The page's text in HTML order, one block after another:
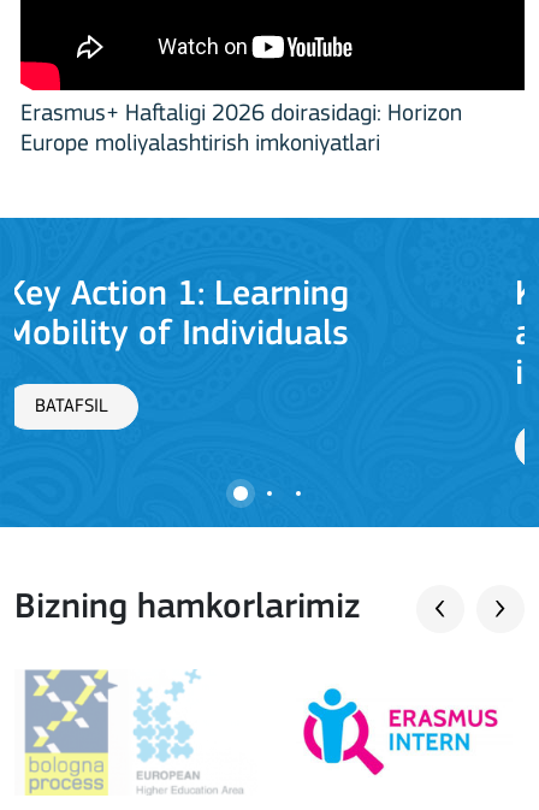
Erasmus+ Haftaligi 2026 doirasidagi: Horizon
Europe moliyalashtirish imkoniyatlari
Key Action 2: Cooperation
among organisations and
institutions
Bizning hamkorlarimiz